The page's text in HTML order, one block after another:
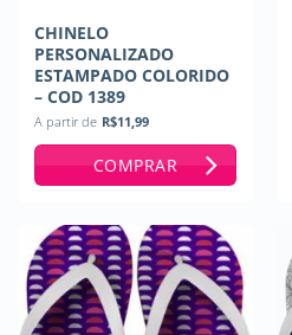
CHINELO
PERSONALIZADO
ESTAMPADO COLORIDO
– COD 1389
A partir de R$11,99
COMPRAR